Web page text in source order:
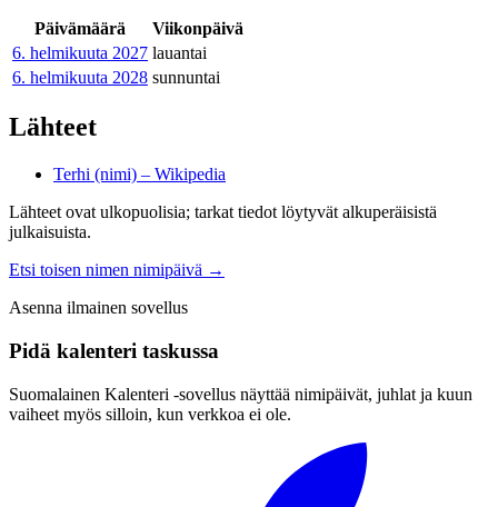
Päivämäärä
Viikonpäivä
6. helmikuuta 2027 lauantai
6. helmikuuta 2028 sunnuntai
Lähteet
Terhi (nimi) – Wikipedia
Lähteet ovat ulkopuolisia; tarkat tiedot löytyvät alkuperäisistä
julkaisuista.
Etsi toisen nimen nimipäivä →
Asenna ilmainen sovellus
Pidä kalenteri taskussa
Suomalainen Kalenteri ‑sovellus näyttää nimipäivät, juhlat ja kuun
vaiheet myös silloin, kun verkkoa ei ole.